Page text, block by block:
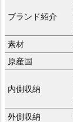
ブランド紹介
素材
原産国
内側収納
外側収納